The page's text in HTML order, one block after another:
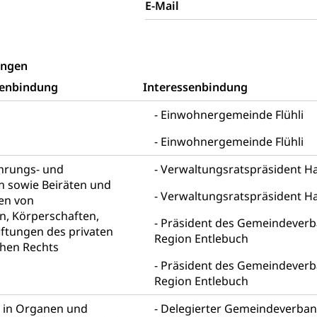
E-Mail
Interessenbindung
Einwohnergemeinde Flühli
Einwohnergemeinde Flühli
und
sowie Beiräten und
von
Körperschaften,
des privaten
Rechts
Verwaltungsratspräsident
Verwaltungsratspräsident
Präsident des
Region Entlebuch
Präsident des
Region Entlebuch
Organen und
Delegierter
Partnerschaft, Tod, Zivilstandsamt, Zivilstandsregiste
Adoptionsvermittlung, Adoptionsverfahren, elterliche
Aufenthalt, Niederlassung, Wohnsitz
Visum, Geburtsurkunde
Strafregisterauszug bestellen